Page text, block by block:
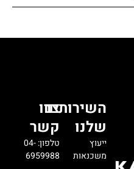
השירותים
שלנו
ייעוץ
משכנאות
צרו
קשר
טלפון: 04-
6959988